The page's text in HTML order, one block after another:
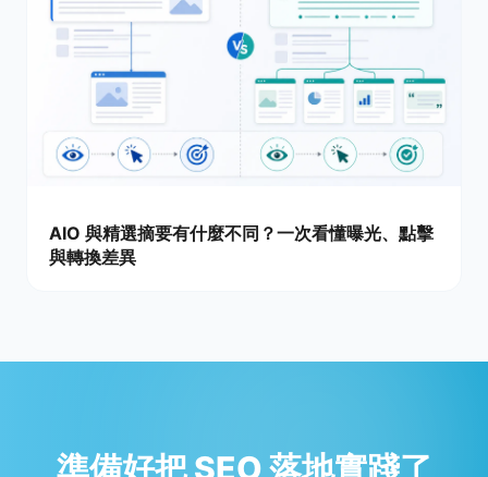
AIO 與精選摘要有什麼不同？一次看懂曝光、點擊
與轉換差異
準備好把 SEO 落地實踐了